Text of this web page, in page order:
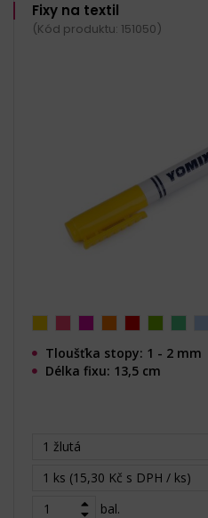
Fixy na textil
(Kód produktu: 151050)
Tloušťka stopy: 1 - 2 mm
Délka fixu: 13,5 cm
1 žlutá
1 ks (15,30 Kč s DPH / ks)
bal.